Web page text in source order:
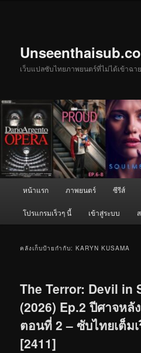
เว็บแปลซับไทยภาพยนตร์ที่ไม่ได้เข้าฉา
หน้าแรก ภาพยนตร์ ซีรีส์
โปรแกรมเร็วๆ นี้ เข้าสู่ระบบ
คลังเก็บป้ายกำกับ:KARYN KUSAMA
The Terror: Devil in
(2026) Ep.2 ปีศาจหลั
ตอนที่ 2 – ซับไทยเต็มเ
[2411]